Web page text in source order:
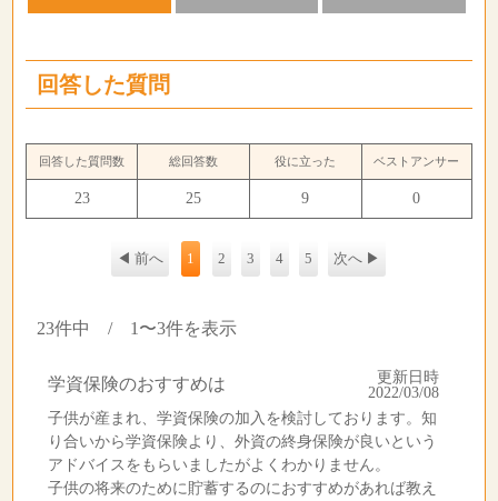
回答した質問
回答した質問数 総回答数 役に立った ベストアンサー
23 25 9 0
◀ 前へ 1 2 3 4 5 次へ ▶
23件中 / 1〜3件を表示
学資保険のおすすめは
更新日時
2022/03/08
子供が産まれ、学資保険の加入を検討しております。知
り合いから学資保険より、外資の終身保険が良いという
アドバイスをもらいましたがよくわかりません。
子供の将来のために貯蓄するのにおすすめがあれば教え